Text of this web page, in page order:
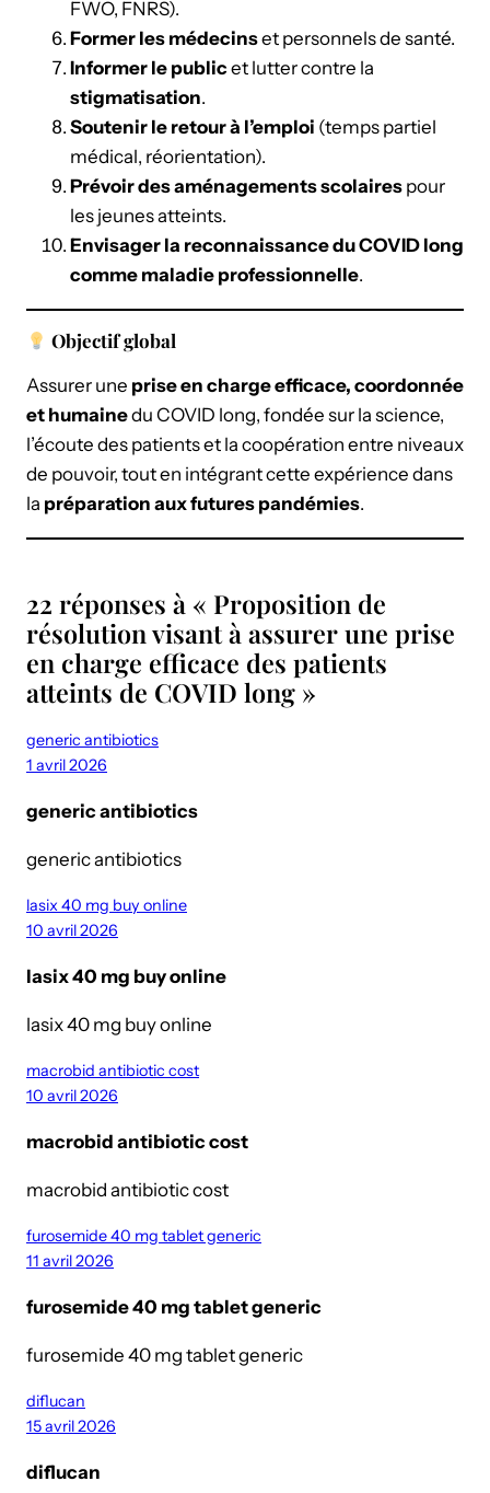
FWO, FNRS).
Former les médecinset personnels de santé.
Informer le public et lutter contre la
stigmatisation.
Soutenir le retour à l’emploi (temps partiel
médical, réorientation).
Prévoir des aménagements scolaires pour
les jeunes atteints.
Envisager la reconnaissance du COVID long
comme maladie professionnelle.
Objectif global
Assurer une prise en charge efficace, coordonnée
et humainedu COVID long, fondée sur la science,
l’écoute des patients et la coopération entre niveaux
de pouvoir, tout en intégrant cette expérience dans
la préparation aux futures pandémies.
22 réponses à « Proposition de
résolution visant à assurer une prise
en charge efficace des patients
atteints de COVID long »
generic antibiotics
1 avril 2026
generic antibiotics
generic antibiotics
lasix 40 mg buy online
10 avril 2026
lasix 40 mg buy online
lasix 40 mg buy online
macrobid antibiotic cost
10 avril 2026
macrobid antibiotic cost
macrobid antibiotic cost
furosemide 40 mg tablet generic
11 avril 2026
furosemide 40 mg tablet generic
furosemide 40 mg tablet generic
diflucan
15 avril 2026
diflucan